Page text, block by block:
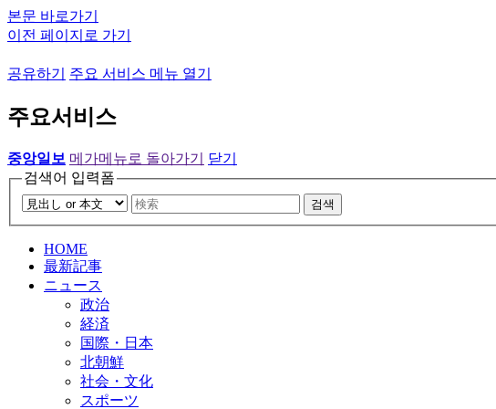
본문 바로가기
이전 페이지로 가기
공유하기 주요 서비스 메뉴 열기
주요서비스
중앙일보 메가메뉴로 돌아가기
닫기
검색어 입력폼
검색
HOME
最新記事
ニュース
政治
経済
国際・日本
北朝鮮
社会・文化
スポーツ